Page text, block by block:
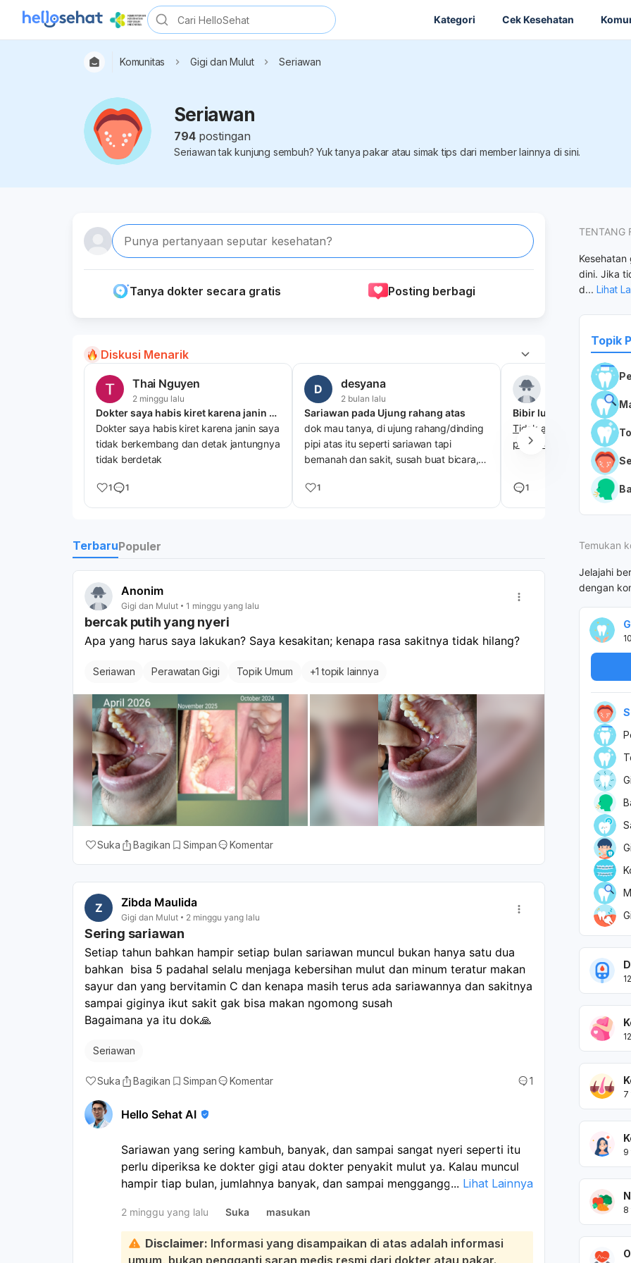
Kategori Cek Kesehatan
Komunitas Gigi dan Mulut Seriawan
Seriawan
794 postingan
Seriawan tak kunjung sembuh? Yuk tanya pakar atau simak tips dari member lainnya di sini.
Punya pertanyaan seputar kesehatan?
Tanya dokter secara gratis Posting berbagi
Diskusi Menarik
Thai Nguyen
2 minggu lalu
Dokter saya habis kiret karena janin saya tidak berkembang dan detak jantungnya tidak berdetak
Dokter saya habis kiret karena janin saya
tidak berkembang dan detak jantungnya
tidak berdetak
1 1
D desyana
2 bulan lalu
Sariawan pada Ujung rahang atas
dok mau tanya, di ujung rahang/dinding
pipi atas itu seperti sariawan tapi
bernanah dan sakit, susah buat bicara,
apa ya dok?
1
2 bulan lalu
Bibir luka tiba tiba
Tidak ada rasa apa apa
pinggiran
1
TerbaruPopuler
Anonim
Gigi dan Mulut 1 minggu yang lalu
bercak putih yang nyeri
Apa yang harus saya lakukan? Saya kesakitan; kenapa rasa sakitnya tidak hilang?
Seriawan Perawatan Gigi Topik Umum +1 topik lainnya
Suka Bagikan Simpan Komentar
Z Zibda Maulida
Gigi dan Mulut 2 minggu yang lalu
Sering sariawan
Setiap tahun bahkan hampir setiap bulan sariawan muncul bukan hanya satu dua
bahkan  bisa 5 padahal selalu menjaga kebersihan mulut dan minum teratur makan
sayur dan yang bervitamin C dan kenapa masih terus ada sariawannya dan sakitnya
sampai giginya ikut sakit gak bisa makan ngomong susah
Bagaimana ya itu dok🙏
Seriawan
Suka Bagikan Simpan Komentar 1
Hello Sehat AI
Sariawan yang sering kambuh, banyak, dan sampai sangat nyeri seperti itu
perlu diperiksa ke dokter gigi atau dokter penyakit mulut ya. Kalau muncul
hampir tiap bulan, jumlahnya banyak, dan sampai mengganggu makan serta
Walau kebersihan mulut sudah dijaga, sariawan berulang bisa dipicu oleh hal
lain seperti kekurangan vitamin B, zat besi, atau vitamin lain, mulut kering,
stres, alergi makanan, gesekan dari gigi tajam/behel/gigi palsu, atau penyakit
... Lihat Lainnya
2 minggu yang lalu Suka masukan
Disclaimer: Informasi yang disampaikan di atas adalah informasi
TENTANG
dini. Jika
d...Lihat
Topik
Temukan
Jelajahi
dengan
10
12
12
7
9
8